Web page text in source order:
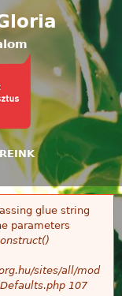
glue string
parameters
sites/all/mod
107